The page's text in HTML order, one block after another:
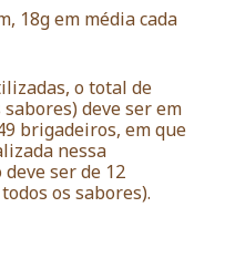
18g em média cada
o total de
deve ser em
brigadeiros, em que
nessa
ser de 12
os sabores).